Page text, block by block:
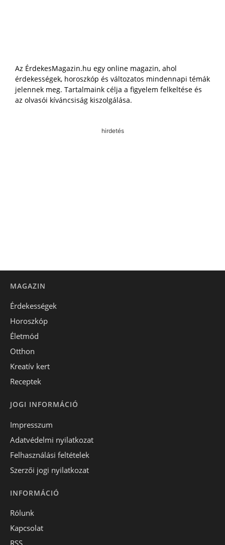
Az ÉrdekesMagazin.hu egy online magazin, ahol
érdekességek, horoszkóp és változatos mindennapi témák
jelennek meg. Tartalmaink célja a figyelem felkeltése és
az olvasói kíváncsiság kiszolgálása.
hirdetés
MAGAZIN
Érdekességek
Horoszkóp
Életmód
Otthon
Kreatív kert
Receptek
JOGI INFORMÁCIÓ
Impresszum
Adatvédelmi nyilatkozat
Felhasználási feltételek
Szerzői jogi nyilatkozat
INFORMÁCIÓ
Rólunk
Kapcsolat